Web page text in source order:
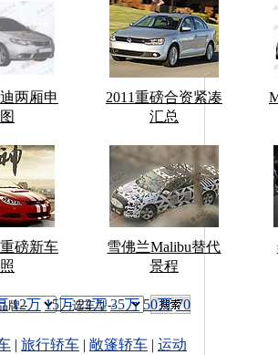
两厢申
2011重磅合资紧凑
汇总
磅新车
雪佛兰Malibu替代
景程
12万 15万 22万 35万 50万 70
| 旅行轿车 | 敞篷轿车 | 运动